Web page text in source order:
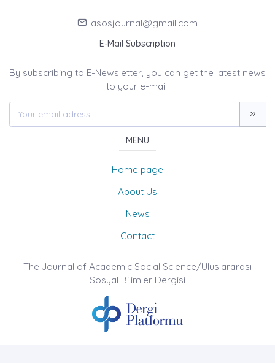
asosjournal@gmail.com
E-Mail Subscription
By subscribing to E-Newsletter, you can get the latest news
to your e-mail.
MENU
Home page
About Us
News
Contact
The Journal of Academic Social Science/Uluslararası
Sosyal Bilimler Dergisi